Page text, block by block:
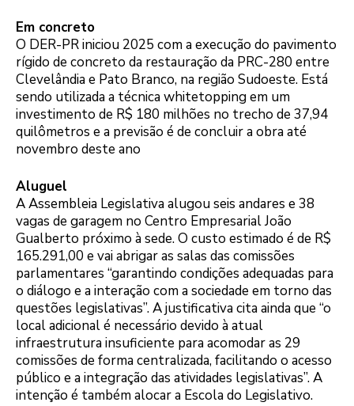
Em concreto
O DER-PR iniciou 2025 com a execução do pavimento
rígido de concreto da restauração da PRC-280 entre
Clevelândia e Pato Branco, na região Sudoeste. Está
sendo utilizada a técnica whitetopping em um
investimento de R$ 180 milhões no trecho de 37,94
quilômetros e a previsão é de concluir a obra até
novembro deste ano
Aluguel
A Assembleia Legislativa alugou seis andares e 38
vagas de garagem no Centro Empresarial João
Gualberto próximo à sede. O custo estimado é de R$
165.291,00 e vai abrigar as salas das comissões
parlamentares “garantindo condições adequadas para
o diálogo e a interação com a sociedade em torno das
questões legislativas”. A justificativa cita ainda que “o
local adicional é necessário devido à atual
infraestrutura insuficiente para acomodar as 29
comissões de forma centralizada, facilitando o acesso
público e a integração das atividades legislativas”. A
intenção é também alocar a Escola do Legislativo.